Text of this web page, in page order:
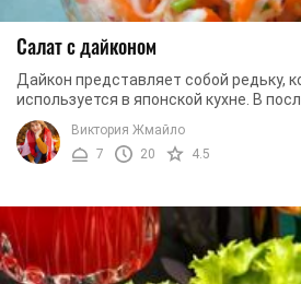
Салат с дайконом
Дайкон представляет собой редьку,
используется в японской кухне. В
этим овощем становятся популярны и
Виктория Жмайло
7
20 4.5